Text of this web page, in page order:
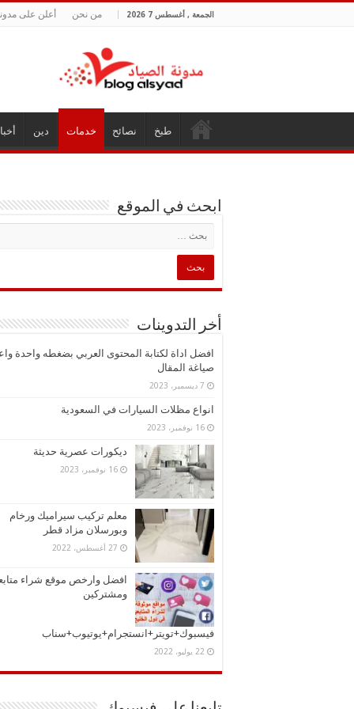
الجمعة , أغسطس 7 2026 من نحن أعلن على
طبخ نصائح خدمات دين
ابحث في الموقع
أخر التدوينات
افضل اداة لكتابة المحتوى العربي بضغطه واحدة
صياغة المقال
7 ديسمبر، 2023
انواع مظلات السيارات في السعودية
16 نوفمبر، 2023
ديكورات عصرية حديثة
16 نوفمبر، 2023
معلم تركيب سيراميك ورخام
وبورسلان مزاد قطر
27 أغسطس، 2022
افضل وارخص موقع شراء
ومشتركين
فيسبوك+تويتر+انستجرام+يوتيوب+سناب
22 يوليو، 2022